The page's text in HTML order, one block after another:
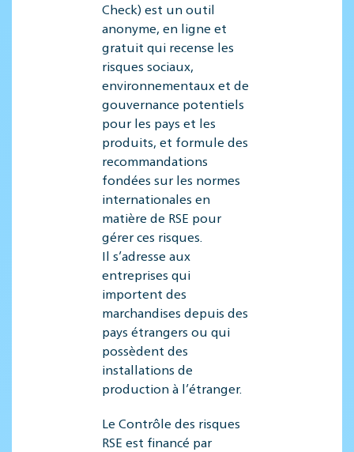
Check) est un outil
anonyme, en ligne et
gratuit qui recense les
risques sociaux,
environnementaux et de
gouvernance potentiels
pour les pays et les
produits, et formule des
recommandations
fondées sur les normes
internationales en
matière de RSE pour
gérer ces risques.
Il s’adresse aux
entreprises qui
importent des
marchandises depuis des
pays étrangers ou qui
possèdent des
installations de
production à l’étranger.
Le Contrôle des risques
RSE est financé par